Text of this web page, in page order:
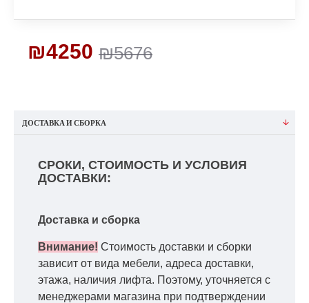
₪5676
₪4250
ДОСТАВКА И СБОРКА
СРОКИ, СТОИМОСТЬ И УСЛОВИЯ
ДОСТАВКИ:
Доставка и сборка
Внимание! Стоимость доставки и сборки
зависит от вида мебели, адреса доставки,
этажа, наличия лифта. Поэтому, уточняется с
менеджерами магазина при подтверждении